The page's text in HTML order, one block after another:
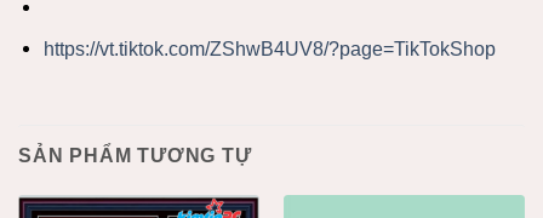
https://vt.tiktok.com/ZShwB4UV8/?page=TikTokShop
SẢN PHẨM TƯƠNG TỰ